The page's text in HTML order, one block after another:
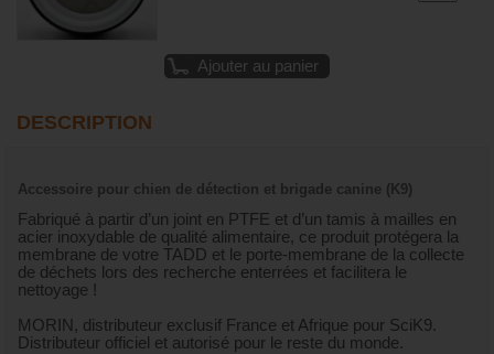
Ajouter au panier
DESCRIPTION
Accessoire pour chien de détection et brigade canine (K9)
Fabriqué à partir d’un joint en PTFE et d’un tamis à mailles en
acier inoxydable de qualité alimentaire, ce produit protégera la
membrane de votre TADD et le porte-membrane de la collecte
de déchets lors des recherche enterrées et facilitera le
nettoyage !
MORIN, distributeur exclusif France et Afrique pour SciK9.
Distributeur officiel et autorisé pour le reste du monde.